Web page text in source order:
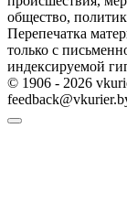
общество,
Перепечатка
только с
индексируемой
© 1906 - 2026